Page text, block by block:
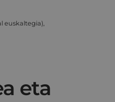
euskaltegia),
eta